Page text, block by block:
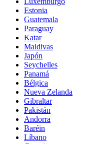
Estonia
Guatemala
Paraguay
Katar
Maldivas
Japón
Seychelles
Panamá
Bélgica
Nueva Zelanda
Gibraltar
Pakistán
Andorra
Baréin
Líbano